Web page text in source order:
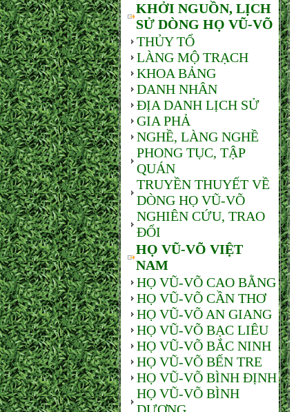
KHỞI NGUỒN, LỊCH
SỬ DÒNG HỌ VŨ-VÕ
THỦY TỔ
LÀNG MỘ TRẠCH
KHOA BẢNG
DANH NHÂN
ĐỊA DANH LỊCH SỬ
GIA PHẢ
NGHỀ, LÀNG NGHỀ
PHONG TỤC, TẬP
QUÁN
TRUYỀN THUYẾT VỀ
DÒNG HỌ VŨ-VÕ
NGHIÊN CỨU, TRAO
ĐỔI
HỌ VŨ-VÕ VIỆT
NAM
HỌ VŨ-VÕ CAO BẰNG
HỌ VŨ-VÕ CẦN THƠ
HỌ VŨ-VÕ AN GIANG
HỌ VŨ-VÕ BẠC LIÊU
HỌ VŨ-VÕ BẮC NINH
HỌ VŨ-VÕ BẾN TRE
HỌ VŨ-VÕ BÌNH ĐỊNH
HỌ VŨ-VÕ BÌNH